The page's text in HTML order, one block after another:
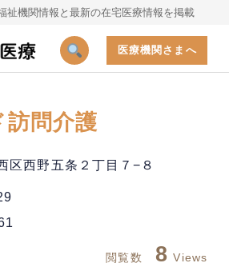
祉機関情報と最新の在宅医療情報を掲載
医療機関さまへ
問介護
区西野五条２丁目７−８
閲覧数 8 Views